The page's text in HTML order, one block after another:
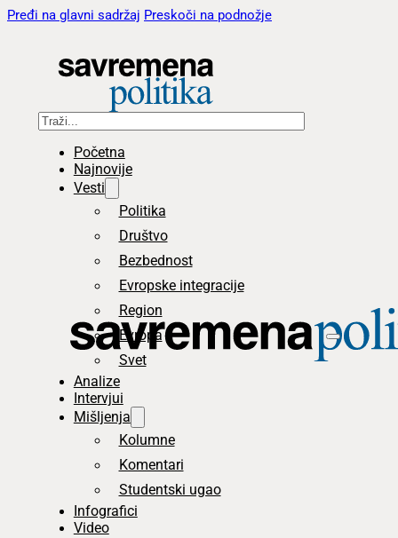
Pređi na glavni sadržaj Preskoči na podnožje
Pretraga
Početna
Najnovije
Vesti
Politika
Društvo
Bezbednost
Evropske integracije
Region
Evropa
Svet
Analize
Intervjui
Mišljenja
Kolumne
Komentari
Studentski ugao
Infografici
Video